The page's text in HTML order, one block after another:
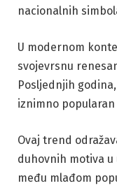
nacionalnih
U modernom
svojevrsnu
Posljednjih
iznimno
Ovaj trend
duhovnih motiva
među mlađom